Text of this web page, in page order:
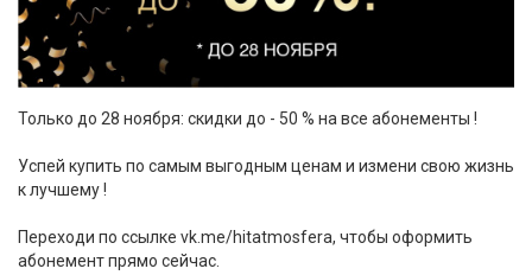
Только до 28 ноября: скидки до - 50 % на все абонементы !
Успей купить по самым выгодным ценам и измени свою жизнь
к лучшему !
Переходи по ссылке vk.me/hitatmosfera, чтобы оформить
абонемент прямо сейчас.